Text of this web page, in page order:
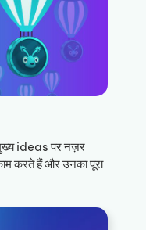
ideas पर नज़र
करते हैं और उनका पूरा